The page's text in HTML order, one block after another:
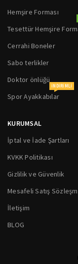
Hemşire Forması
Tesettür Hemşire
Cerrahi Boneler
Sabo terlikler
Doktor önlüğü
Spor Ayakkabılar
INDIRIMLI
KURUMSAL
İptal ve İade Şartları
KVKK Politikası
Gizlilik ve Güvenlik
Mesafeli Satış
İletişim
BLOG